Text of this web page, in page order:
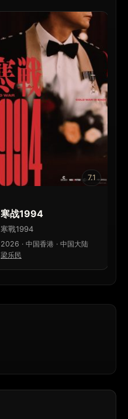
7.1
寒战1994
寒戰1994
2026 · 中国香港 · 中国大陆
梁乐民